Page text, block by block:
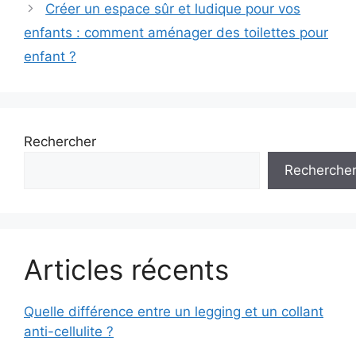
Créer un espace sûr et ludique pour vos
enfants : comment aménager des toilettes pour
enfant ?
Rechercher
Rechercher
Articles récents
Quelle différence entre un legging et un collant
anti-cellulite ?